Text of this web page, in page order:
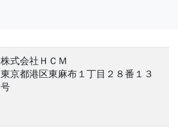
株式会社ＨＣＭ
東京都港区東麻布１丁目２８番１３
号